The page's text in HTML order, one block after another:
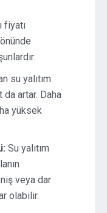
fiyatı
su yalıtım
da artar. Daha
yüksek
Su yalıtım
veya dar
olabilir.